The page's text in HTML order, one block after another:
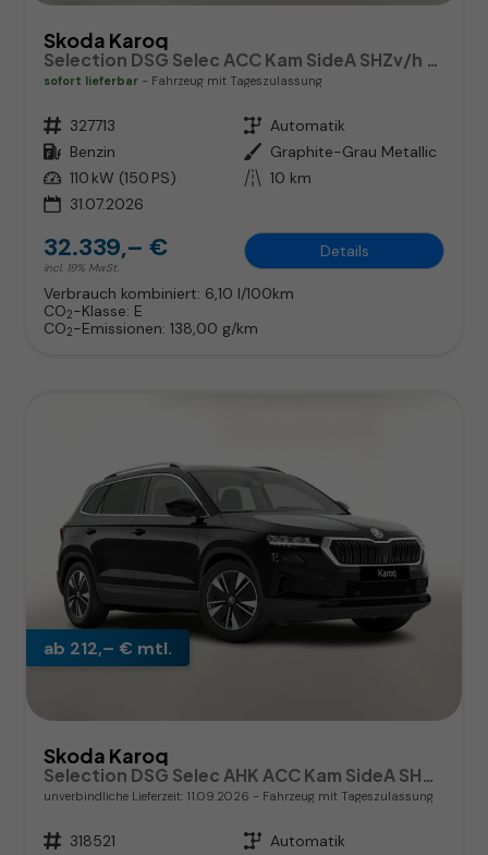
Skoda Karoq
sofort lieferbar Fahrzeug mit Tageszulassung
Fahrzeugnr. 327713 Getriebe Automatik
Kraftstoff Benzin Außenfarbe Graphite-Grau Metallic
Leistung 110 kW (150 PS) Kilometerstand 10 km
31.07.2026
32.339,– €
incl. 19% MwSt.
Details
Verbrauch kombiniert: 6,10 l/100km
CO2-Klasse: E
CO2-Emissionen: 138,00 g/km
ab 212,– € mtl.
Skoda Karoq
unverbindliche Lieferzeit: 11.09.2026 Fahrzeug mit Tageszulassung
Fahrzeugnr. 318521 Getriebe Automatik